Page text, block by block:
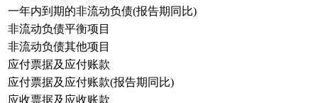
一年内到期的非流动负债(报告期同比)
非流动负债平衡项目
非流动负债其他项目
应付票据及应付账款
应付票据及应付账款(报告期同比)
应收票据及应收账款